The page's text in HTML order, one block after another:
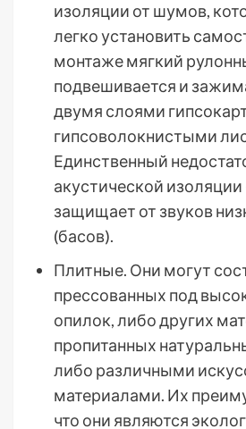
изоляции от шумов,
легко установить
монтаже мягкий
подвешивается и
двумя слоями
гипсоволокнистыми
Единственный
акустической изоляции
защищает от звуков
(басов).
Плитные. Они могут
прессованных под
опилок, либо других
пропитанных
либо различными
материалами. Их
что они являются